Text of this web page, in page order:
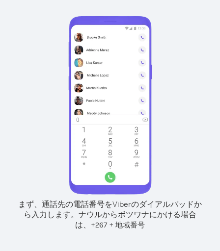
まず、通話先の電話番号をViberのダイアルパッドか
ら入力します。 ナウルからボツワナにかける場合
は、 +267 + 地域番号